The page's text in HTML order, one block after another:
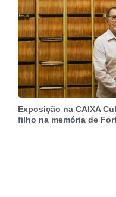
Exposição na CAIXA
filho na memória de